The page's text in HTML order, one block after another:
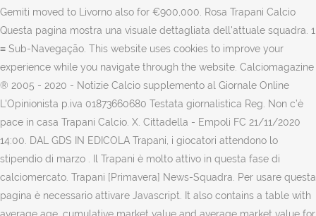
Gemiti moved to Livorno also for €900,000. Rosa Trapani Calcio
Questa pagina mostra una visuale dettagliata dell'attuale squadra. 1
≡ Sub-Navegação. This website uses cookies to improve your
experience while you navigate through the website. Calciomagazine
® 2005 - 2020 - Notizie Calcio supplemento al Giornale Online
L'Opinionista p.iva 01873660680 Testata giornalistica Reg. Non c’è
pace in casa Trapani Calcio. X. Cittadella - Empoli FC 21/11/2020
14:00. DAL GDS IN EDICOLA Trapani, i giocatori attendono lo
stipendio di marzo . Il Trapani è molto attivo in questa fase di
calciomercato. Trapani [Primavera] News-Squadra. Per usare questa
pagina è necessario attivare Javascript. It also contains a table with